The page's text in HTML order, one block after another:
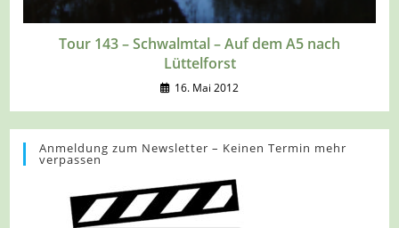
Tour 143 – Schwalmtal – Auf dem A5 nach
Lüttelforst
16. Mai 2012
Anmeldung zum Newsletter – Keinen Termin mehr
verpassen